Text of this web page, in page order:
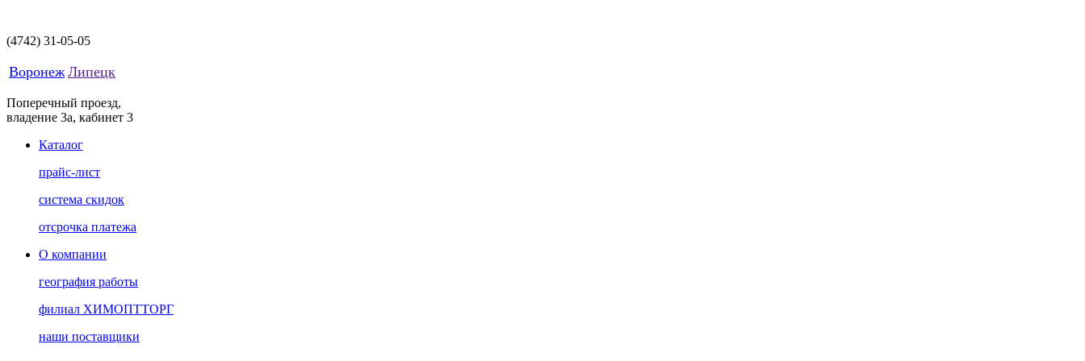
(4742) 31-05-05
Воронеж Липецк
Поперечный проезд,
владение 3а, кабинет 3
Каталог
прайс-лист
система скидок
отсрочка платежа
О компании
география работы
филиал ХИМОПТТОРГ
наши поставщики